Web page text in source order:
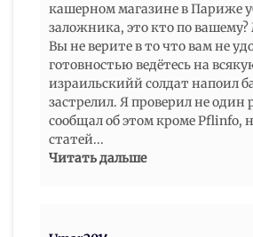
кашерном магазине в Париже
заложника, это кто по
Вы не верите в то что вам не
готовностью ведётесь на
израильскийй солдат напоил
застрелил. Я проверил не один
сообщал об этом кроме Pflinfo,
статей...
Читать дальше